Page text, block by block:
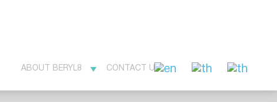
ABOUT BERYL8 CONTACT US